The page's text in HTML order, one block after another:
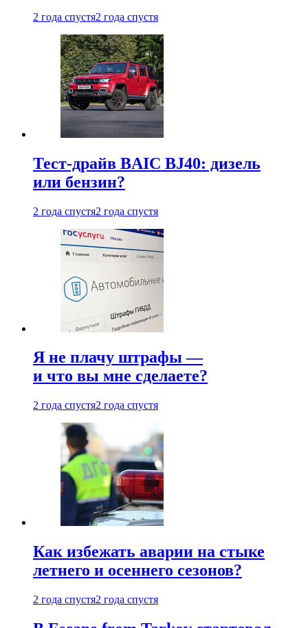
2 года спустя2 года спустя
Тест-драйв BAIC BJ40: дизель
или бензин?
2 года спустя2 года спустя
Я не плачу штрафы —
и что вы мне сделаете?
2 года спустя2 года спустя
Как избежать аварии на стыке
летнего и осеннего сезонов?
2 года спустя2 года спустя